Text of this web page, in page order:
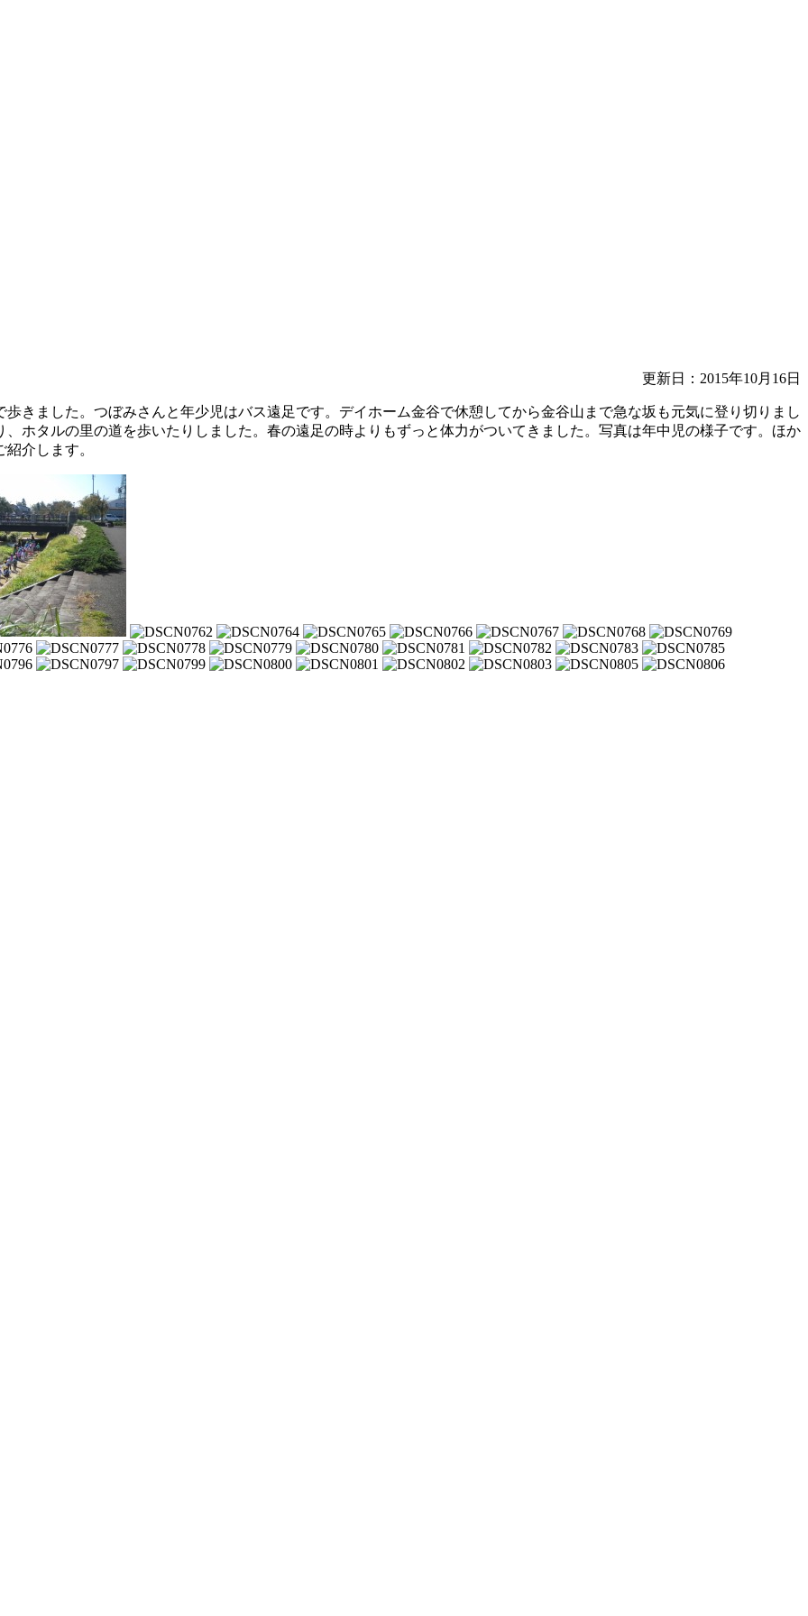
更新日：2015年10月16日
きました。つぼみさんと年少児はバス遠足です。デイホーム金谷で休憩してから金谷山まで急な坂も元気に登り切りまし
ホタルの里の道を歩いたりしました。春の遠足の時よりもずっと体力がついてきました。写真は年中児の様子です。ほか
介します。